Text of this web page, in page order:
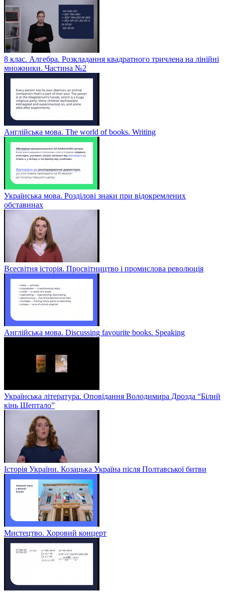
8 клас. Алгебра. Розкладання квадратного тричлена на лінійні
множники. Частина №2
Англійська мова. The world of books. Writing
Українська мова. Розділові знаки при відокремлених
обставинах
Всесвітня історія. Просвітництво і промислова революція
Англійська мова. Discussing favourite books. Speaking
Українська література. Оповідання Володимира Дрозда “Білий
кінь Шептало”
Історія України. Козацька Україна після Полтавської битви
Мистецтво. Хоровий концерт